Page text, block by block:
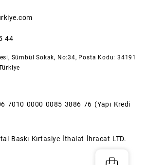
44
Sümbül Sokak, No:34, Posta Kodu: 34191
7010 0000 0085 3886 76 (Yapı Kredi
Baskı Kırtasiye İthalat İhracat LTD.